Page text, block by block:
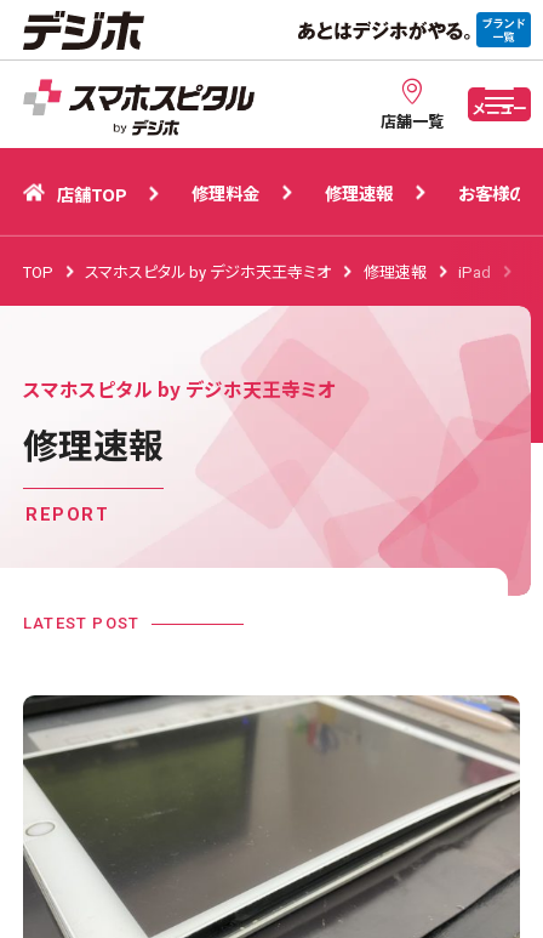
店舗一覧
メニュー
店舗TOP 修理速報 お客様の声
店舗TOP 修理料金 修理速報 お客様の声
TOP スマホスピタル by デジホ天王寺ミオ 修理速報 iPad
スマホスピタル by デジホ天王寺ミオ
修理速報
REPORT
LATEST POST